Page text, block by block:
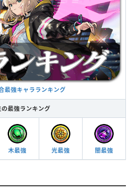
最強キャラランキング
最強ランキング
木最強 光最強 闇最強